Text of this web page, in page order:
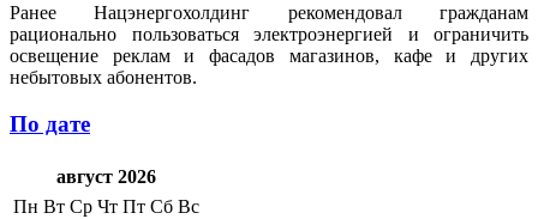
Ранее Нацэнергохолдинг рекомендовал гражданам
рационально пользоваться электроэнергией и ограничить
освещение реклам и фасадов магазинов, кафе и других
небытовых абонентов.
По дате
август 2026
Пн Вт Ср Чт Пт Сб Вс